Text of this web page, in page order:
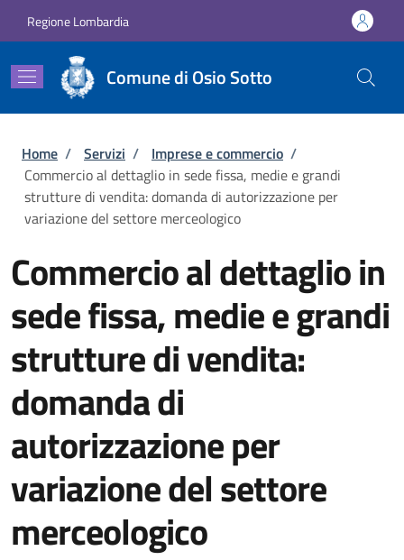
Regione Lombardia
Comune di Osio Sotto
Briciole di pane
Home / Servizi / Imprese e commercio /
Commercio al dettaglio in sede fissa, medie e grandi
strutture di vendita: domanda di autorizzazione per
variazione del settore merceologico
Commercio al dettaglio in
sede fissa, medie e grandi
strutture di vendita:
domanda di
autorizzazione per
variazione del settore
merceologico